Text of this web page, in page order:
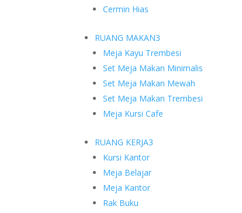
Cermin Hias
RUANG MAKAN3
Meja Kayu Trembesi
Set Meja Makan Minimalis
Set Meja Makan Mewah
Set Meja Makan Trembesi
Meja Kursi Cafe
RUANG KERJA3
Kursi Kantor
Meja Belajar
Meja Kantor
Rak Buku